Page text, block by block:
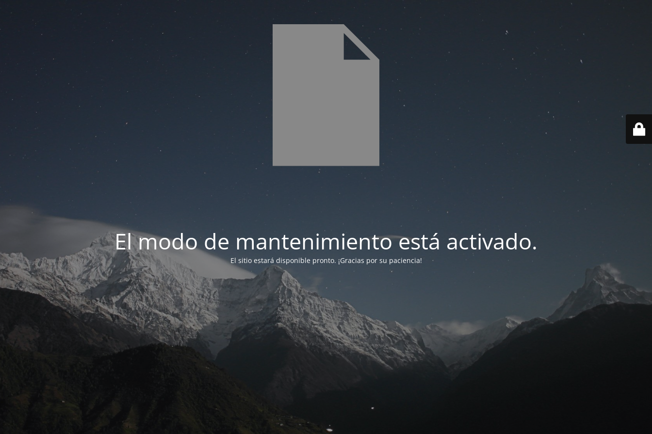
El modo de mantenimiento está activado.
El sitio estará disponible pronto. ¡Gracias por su paciencia!